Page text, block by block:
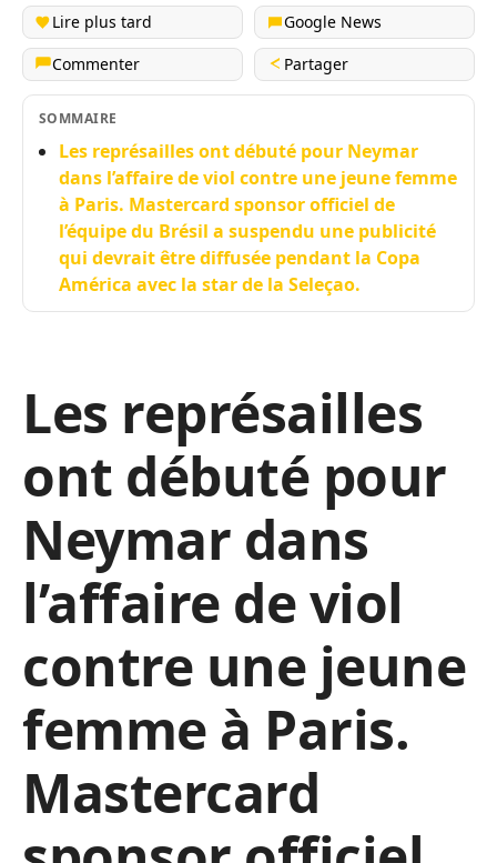
Lire plus tard
Google News
Commenter
Partager
SOMMAIRE
Les représailles ont débuté pour Neymar
dans l’affaire de viol contre une jeune femme
à Paris. Mastercard sponsor officiel de
l’équipe du Brésil a suspendu une publicité
qui devrait être diffusée pendant la Copa
América avec la star de la Seleçao.
Les représailles
ont débuté pour
Neymar dans
l’affaire de viol
contre une jeune
femme à Paris.
Mastercard